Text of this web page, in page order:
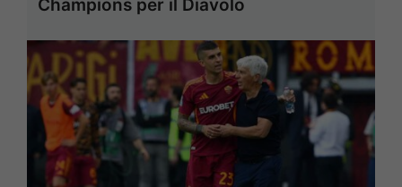
Champions per il Diavolo